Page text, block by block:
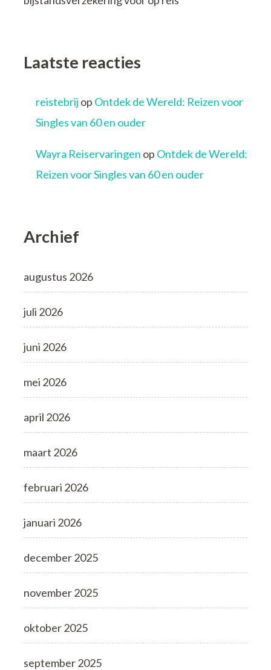
Laatste reacties
reistebrij op Ontdek de Wereld: Reizen voor
Singles van 60 en ouder
Wayra Reiservaringen op Ontdek de Wereld:
Reizen voor Singles van 60 en ouder
Archief
augustus 2026
juli 2026
juni 2026
mei 2026
april 2026
maart 2026
februari 2026
januari 2026
december 2025
november 2025
oktober 2025
september 2025